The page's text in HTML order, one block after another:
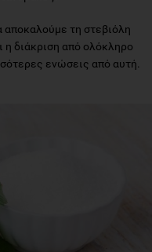
αποκαλούμε τη στεβιόλη
η διάκριση από ολόκληρο
ενώσεις από αυτή.